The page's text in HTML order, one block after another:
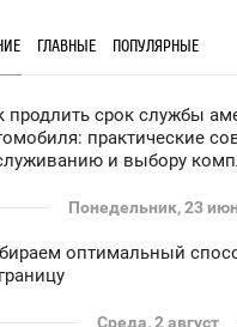
ГЛАВНЫЕ ПОПУЛЯРНЫЕ
продлить срок службы
практические
и выбору
Понедельник, 23
оптимальный
Среда, 2 август